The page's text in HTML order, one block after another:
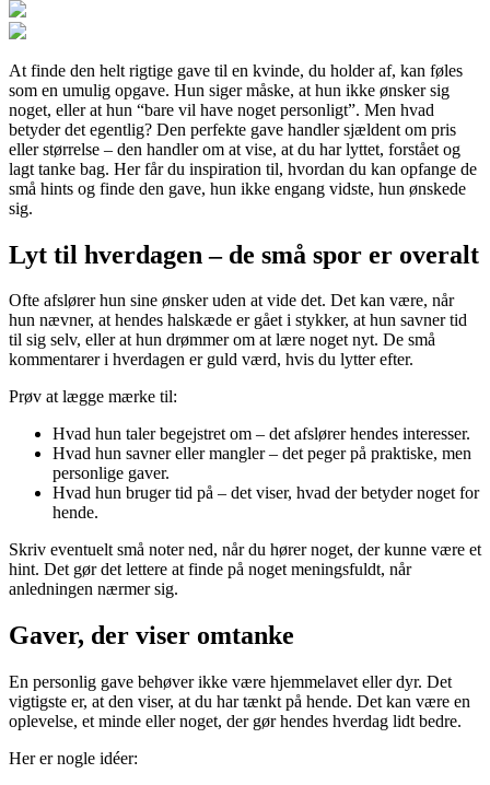
At finde den helt rigtige gave til en kvinde, du holder af, kan føles
som en umulig opgave. Hun siger måske, at hun ikke ønsker sig
noget, eller at hun “bare vil have noget personligt”. Men hvad
betyder det egentlig? Den perfekte gave handler sjældent om pris
eller størrelse – den handler om at vise, at du har lyttet, forstået og
lagt tanke bag. Her får du inspiration til, hvordan du kan opfange de
små hints og finde den gave, hun ikke engang vidste, hun ønskede
sig.
Lyt til hverdagen – de små spor er overalt
Ofte afslører hun sine ønsker uden at vide det. Det kan være, når
hun nævner, at hendes halskæde er gået i stykker, at hun savner tid
til sig selv, eller at hun drømmer om at lære noget nyt. De små
kommentarer i hverdagen er guld værd, hvis du lytter efter.
Prøv at lægge mærke til:
Hvad hun taler begejstret om – det afslører hendes interesser.
Hvad hun savner eller mangler – det peger på praktiske, men
personlige gaver.
Hvad hun bruger tid på – det viser, hvad der betyder noget for
hende.
Skriv eventuelt små noter ned, når du hører noget, der kunne være et
hint. Det gør det lettere at finde på noget meningsfuldt, når
anledningen nærmer sig.
Gaver, der viser omtanke
En personlig gave behøver ikke være hjemmelavet eller dyr. Det
vigtigste er, at den viser, at du har tænkt på hende. Det kan være en
oplevelse, et minde eller noget, der gør hendes hverdag lidt bedre.
Her er nogle idéer: